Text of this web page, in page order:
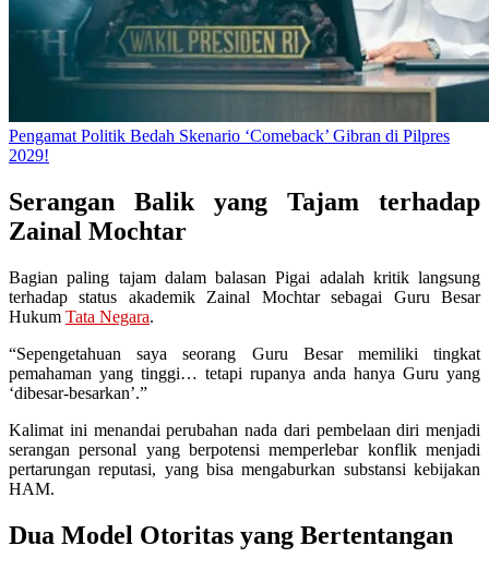
Pengamat Politik Bedah Skenario ‘Comeback’ Gibran di Pilpres
2029!
Serangan Balik yang Tajam terhadap
Zainal Mochtar
Bagian paling tajam dalam balasan Pigai adalah kritik langsung
terhadap status akademik Zainal Mochtar sebagai Guru Besar
Hukum Tata Negara.
“Sepengetahuan saya seorang Guru Besar memiliki tingkat
pemahaman yang tinggi… tetapi rupanya anda hanya Guru yang
‘dibesar-besarkan’.”
Kalimat ini menandai perubahan nada dari pembelaan diri menjadi
serangan personal yang berpotensi memperlebar konflik menjadi
pertarungan reputasi, yang bisa mengaburkan substansi kebijakan
HAM.
Dua Model Otoritas yang Bertentangan